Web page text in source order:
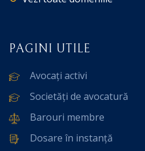
PAGINI UTILE
Avocați activi
Societăți de avocatură
Barouri membre
Dosare în instanță